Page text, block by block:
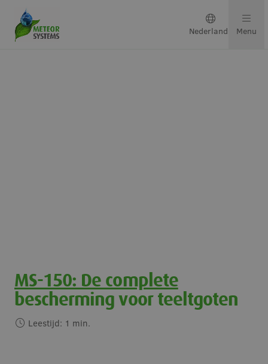
Nederlands Menu
Vacatures
Contact
MS-150: De complete
bescherming voor teeltgoten
Leestijd: 1 min.